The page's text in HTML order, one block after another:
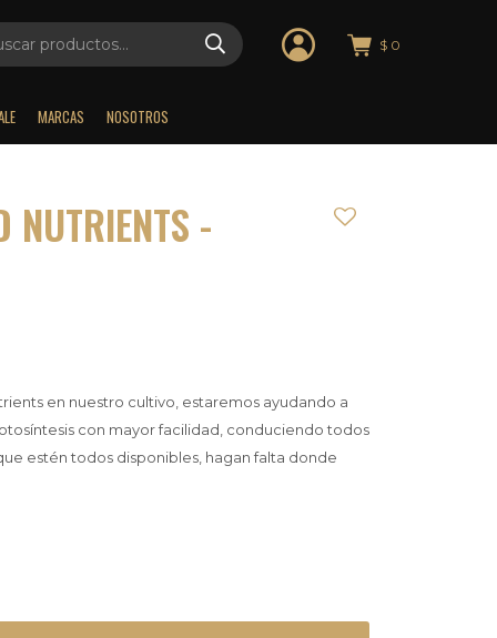
MARCAS NOSOTROS
$ 0
NUTRIENTS -
en nuestro cultivo, estaremos ayudando a
con mayor facilidad, conduciendo todos
estén todos disponibles, hagan falta donde